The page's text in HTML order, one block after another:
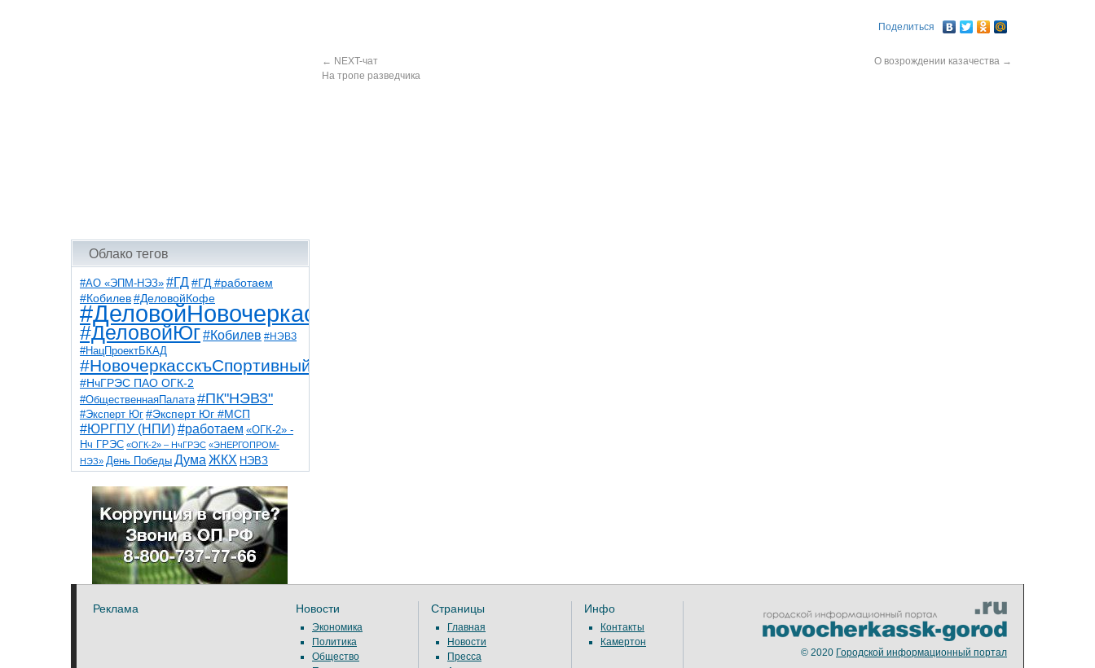
Облако тегов
#АО «ЭПМ-НЭЗ» #ГД #ГД #работаем
#Кобилев #ДеловойКофе
#ДеловойНовочеркасск
#ДеловойЮг#Кобилев #НЭВЗ
#НацПроектБКАД
#НовочеркасскъСпортивный
#НчГРЭС ПАО ОГК-2
#ОбщественнаяПалата #ПК"НЭВЗ"
#Эксперт Юг #Эксперт Юг #МСП
#ЮРГПУ (НПИ)#работаем «ОГК-2» -
Нч ГРЭС «ОГК-2» – НчГРЭС «ЭНЕРГОПРОМ-
НЭЗ» День Победы Дума ЖКХ НЭВЗ
НчГРЭС ТНТ
благоустройствоветераны выборы
детидороги казаки коррупция космос
общественная палата парк пожар роща
спорт театр транспорт художники
Поделиться
← NEXT-чат
На тропе разведчика
О возрождении казачества →
Реклама Новости
Экономика
Политика
Общество
Страницы
Главная
Новости
Пресса
Инфо
Контакты
Камертон
© 2020 Городской информационный портал